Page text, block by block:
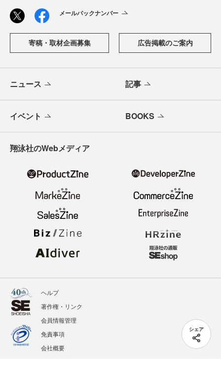
シェア
メールバックナンバー
寄稿・取材企画募集 広告掲載のご案内
ニュース 記事
イベント BOOKS
翔泳社のWebメディア
ヘルプ
著作権・リンク
会員情報管理
免責事項
会社概要